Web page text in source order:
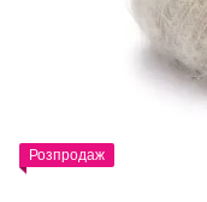
Розпродаж